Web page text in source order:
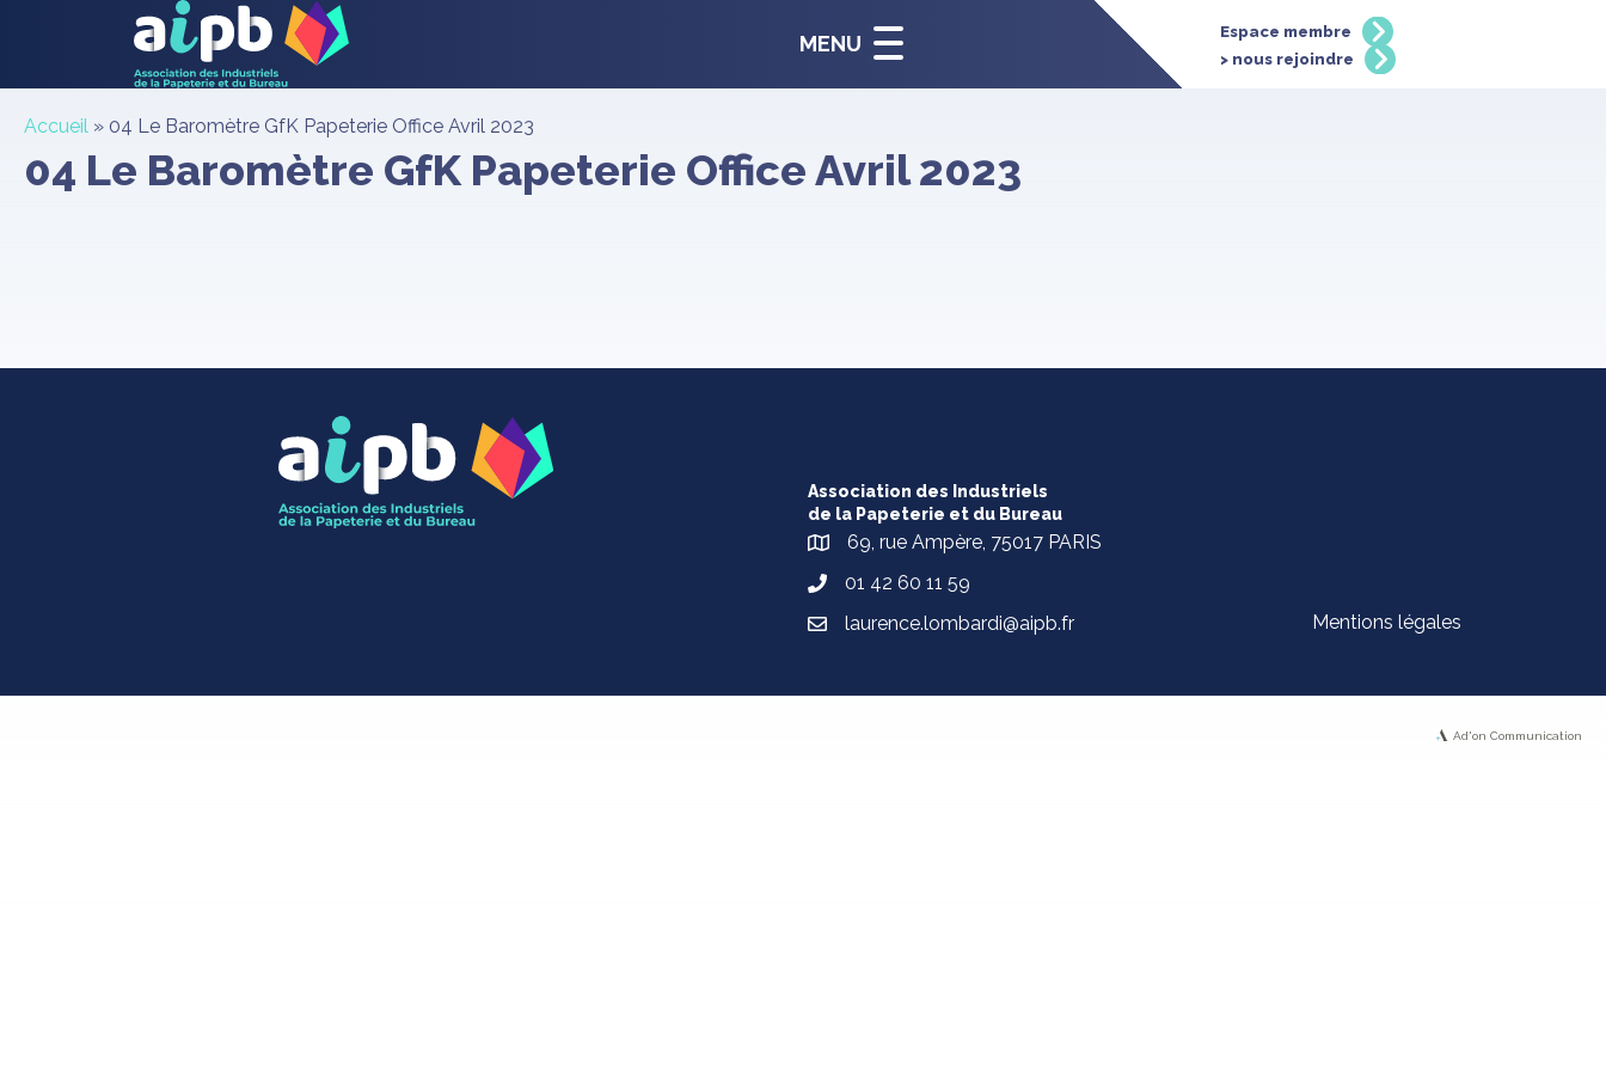
MENU
Espace membre
> nous rejoindre
Accueil » 04 Le Baromètre GfK Papeterie Office Avril 2023
04 Le Baromètre GfK Papeterie Office Avril 2023
Association des Industriels
de la Papeterie et du Bureau
69, rue Ampère, 75017 PARIS
01 42 60 11 59
laurence.lombardi@aipb.fr
Mentions légales
Ad'on Communication